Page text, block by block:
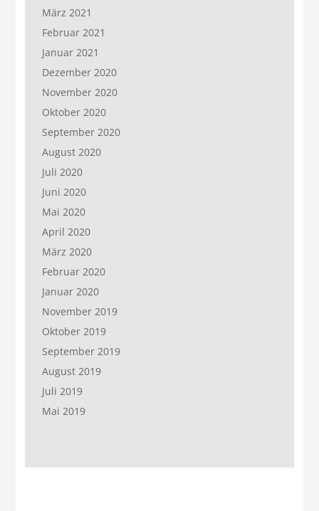
März 2021
Februar 2021
Januar 2021
Dezember 2020
November 2020
Oktober 2020
September 2020
August 2020
Juli 2020
Juni 2020
Mai 2020
April 2020
März 2020
Februar 2020
Januar 2020
November 2019
Oktober 2019
September 2019
August 2019
Juli 2019
Mai 2019